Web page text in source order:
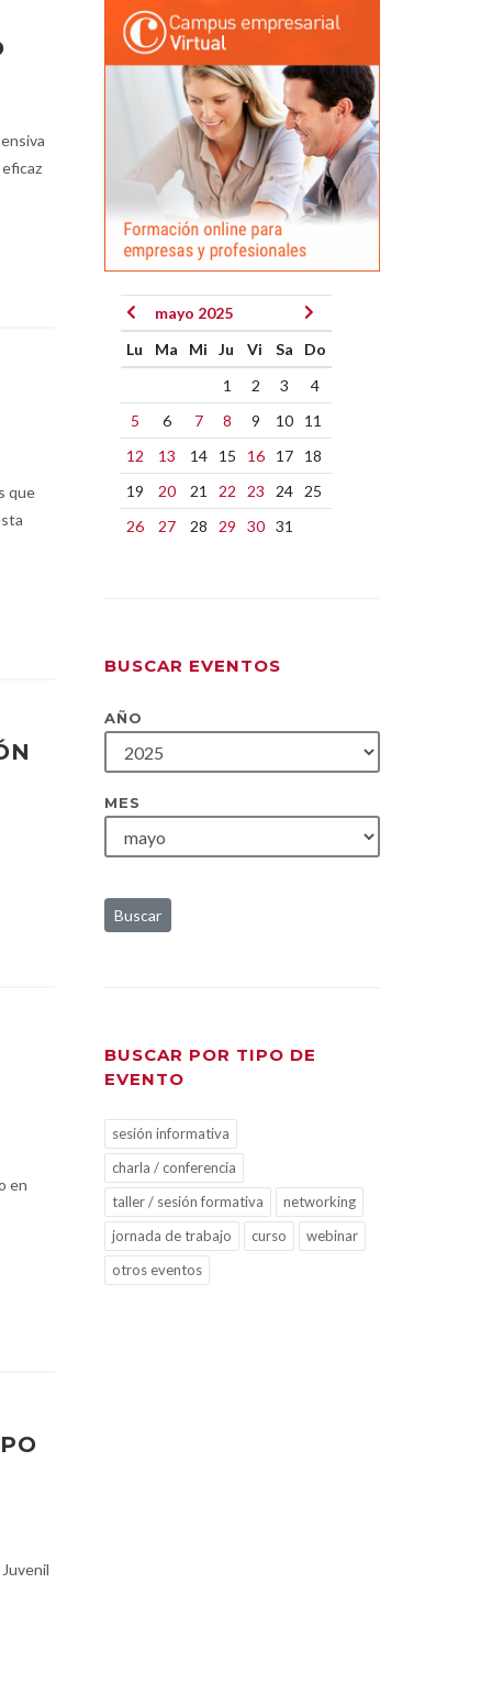
que
en
mayo 2025
Lu
Ma Mi Ju Vi Sa
Do
1
2 3
4
5
6 7 8 9 10
11
12
13 14 15 16 17
18
19
20 21 22 23 24
25
26
27 28 29 30 31
BUSCAR EVENTOS
AÑO
MES
Buscar
BUSCAR POR TIPO DE
EVENTO
sesión informativa
charla / conferencia
taller / sesión formativa
networking
jornada de trabajo
curso
webinar
otros eventos